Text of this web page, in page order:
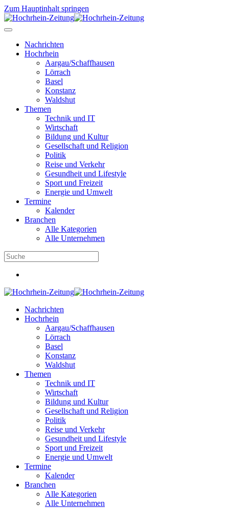
Zum Hauptinhalt springen
Nachrichten
Hochrhein
Aargau/Schaffhausen
Lörrach
Basel
Konstanz
Waldshut
Themen
Technik und IT
Wirtschaft
Bildung und Kultur
Gesellschaft und Religion
Politik
Reise und Verkehr
Gesundheit und Lifestyle
Sport und Freizeit
Energie und Umwelt
Termine
Kalender
Branchen
Alle Kategorien
Alle Unternehmen
Nachrichten
Hochrhein
Aargau/Schaffhausen
Lörrach
Basel
Konstanz
Waldshut
Themen
Technik und IT
Wirtschaft
Bildung und Kultur
Gesellschaft und Religion
Politik
Reise und Verkehr
Gesundheit und Lifestyle
Sport und Freizeit
Energie und Umwelt
Termine
Kalender
Branchen
Alle Kategorien
Alle Unternehmen